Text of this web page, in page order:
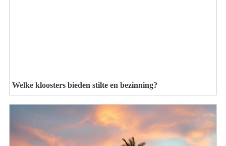
Welke kloosters bieden stilte en bezinning?